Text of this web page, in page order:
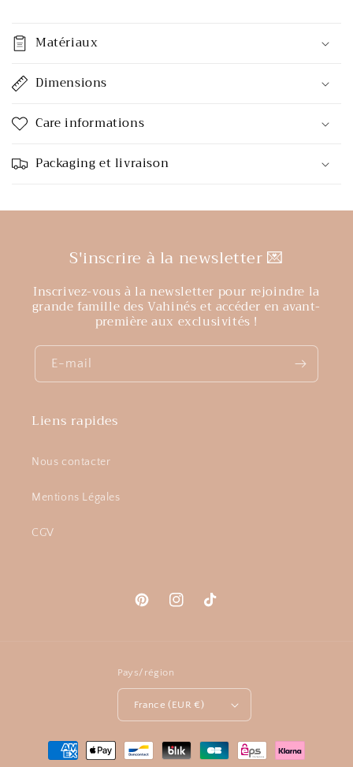
Matériaux
Dimensions
Care informations
Packaging et livraison
S'inscrire à la newsletter 💌
Inscrivez-vous à la newsletter pour rejoindre la
grande famille des Vahinés et accéder en avant-
première aux exclusivités !
E-mail
Liens rapides
Nous contacter
Mentions Légales
CGV
PinterestInstagramTikTok
Pays/région
France (EUR €)
Moyens